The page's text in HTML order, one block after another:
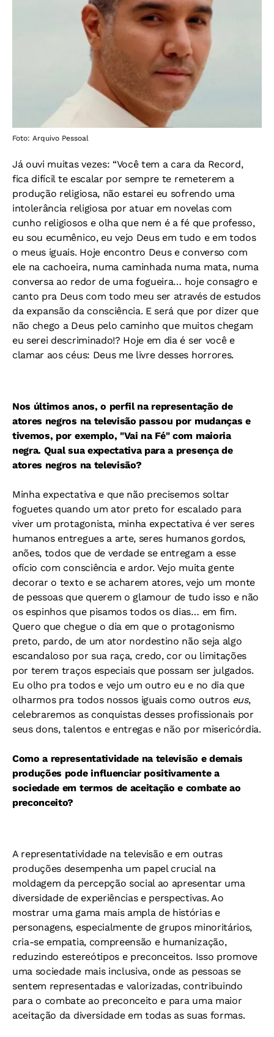
Foto: Arquivo Pessoal
Já ouvi muitas vezes: “Você tem a cara da Record,
fica difícil te escalar por sempre te remeterem a
produção religiosa, não estarei eu sofrendo uma
intolerância religiosa por atuar em novelas com
cunho religiosos e olha que nem é a fé que professo,
eu sou ecumênico, eu vejo Deus em tudo e em todos
o meus iguais. Hoje encontro Deus e converso com
ele na cachoeira, numa caminhada numa mata, numa
conversa ao redor de uma fogueira… hoje consagro e
canto pra Deus com todo meu ser através de estudos
da expansão da consciência. E será que por dizer que
não chego a Deus pelo caminho que muitos chegam
eu serei descriminado!? Hoje em dia é ser você e
clamar aos céus: Deus me livre desses horrores.
Nos últimos anos, o perfil na representação de
atores negros na televisão passou por mudanças e
tivemos, por exemplo, "Vai na Fé" com maioria
negra. Qual sua expectativa para a presença de
atores negros na televisão?
Minha expectativa e que não precisemos soltar
foguetes quando um ator preto for escalado para
viver um protagonista, minha expectativa é ver seres
humanos entregues a arte, seres humanos gordos,
anões, todos que de verdade se entregam a esse
ofício com consciência e ardor. Vejo muita gente
decorar o texto e se acharem atores, vejo um monte
de pessoas que querem o glamour de tudo isso e não
os espinhos que pisamos todos os dias… em fim.
Quero que chegue o dia em que o protagonismo
preto, pardo, de um ator nordestino não seja algo
escandaloso por sua raça, credo, cor ou limitações
por terem traços especiais que possam ser julgados.
Eu olho pra todos e vejo um outro eu e no dia que
olharmos pra todos nossos iguais como outros eus,
celebraremos as conquistas desses profissionais por
seus dons, talentos e entregas e não por misericórdia.
Como a representatividade na televisão e demais
produções pode influenciar positivamente a
sociedade em termos de aceitação e combate ao
preconceito?
A representatividade na televisão e em outras
produções desempenha um papel crucial na
moldagem da percepção social ao apresentar uma
diversidade de experiências e perspectivas. Ao
mostrar uma gama mais ampla de histórias e
personagens, especialmente de grupos minoritários,
cria-se empatia, compreensão e humanização,
reduzindo estereótipos e preconceitos. Isso promove
uma sociedade mais inclusiva, onde as pessoas se
sentem representadas e valorizadas, contribuindo
para o combate ao preconceito e para uma maior
aceitação da diversidade em todas as suas formas.